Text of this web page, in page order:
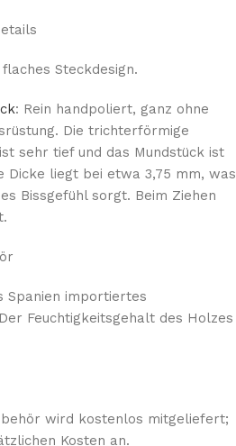
Steckdesign.
: Rein handpoliert, ganz ohne
Die trichterförmige
sehr tief und das Mundstück ist
Dicke liegt bei etwa 3,75 mm, was
Bissgefühl sorgt. Beim Ziehen
Spanien importiertes
Feuchtigkeitsgehalt des Holzes
wird kostenlos mitgeliefert;
Kosten an.